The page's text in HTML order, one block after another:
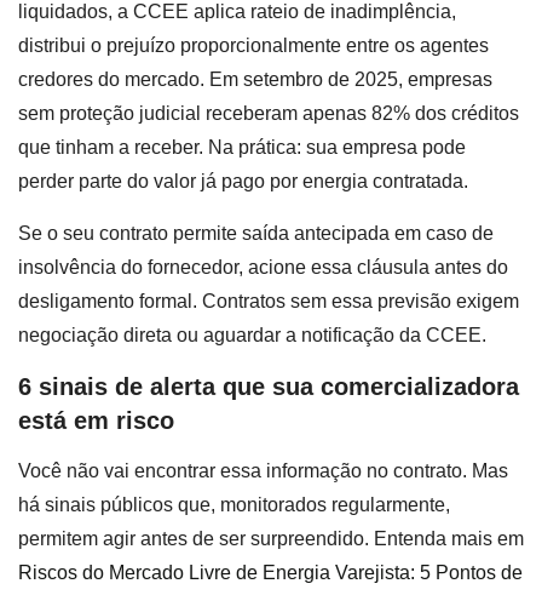
liquidados, a CCEE aplica rateio de inadimplência,
distribui o prejuízo proporcionalmente entre os agentes
credores do mercado. Em setembro de 2025, empresas
sem proteção judicial receberam apenas 82% dos créditos
que tinham a receber. Na prática: sua empresa pode
perder parte do valor já pago por energia contratada.
Se o seu contrato permite saída antecipada em caso de
insolvência do fornecedor, acione essa cláusula antes do
desligamento formal. Contratos sem essa previsão exigem
negociação direta ou aguardar a notificação da CCEE.
6 sinais de alerta que sua comercializadora
está em risco
Você não vai encontrar essa informação no contrato. Mas
há sinais públicos que, monitorados regularmente,
permitem agir antes de ser surpreendido. Entenda mais em
Riscos do Mercado Livre de Energia Varejista: 5 Pontos de